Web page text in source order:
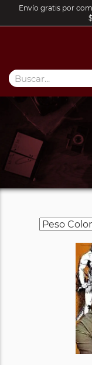
Envío gratis por